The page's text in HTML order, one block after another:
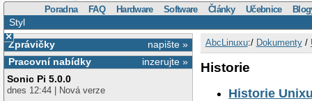
Poradna FAQ Hardware Software Články Učebnice
Styl
×
napište »
Zprávičky
inzerujte »
Pracovní nabídky
Sonic Pi 5.0.0
dnes 12:44 | Nová verze
AbcLinuxu:/ Dokumenty/
Historie
Historie